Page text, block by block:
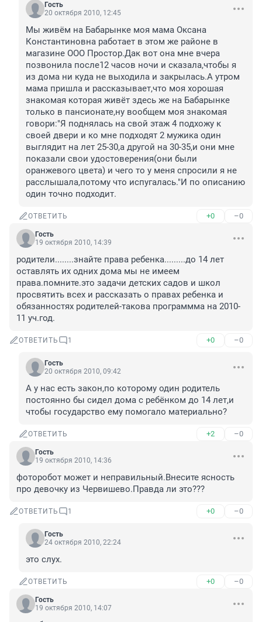
Гость
20 октября 2010, 12:45
Мы живём на Бабарынке моя мама Оксана
Константиновна работает в этом же районе в
магазине ООО Простор.Дак вот она мне вчера
позвонила после12 часов ночи и сказала,чтобы я
из дома ни куда не выходила и закрылась.А утром
мама пришла и рассказывает,что моя хорошая
знакомая которая живёт здесь же на Бабарынке
только в пансионате,ну вообщем моя знакомая
говори:"Я поднялась на свой этаж 4 подхожу к
своей двери и ко мне подходят 2 мужика один
выглядит на лет 25-30,а другой на 30-35,и они мне
показали свои удостоверения(они были
оранжевого цвета) и чего то у меня спросили я не
расслышала,потому что испугалась."И по описанию
один точно подходит.
ОТВЕТИТЬ +0 –0
Гость
19 октября 2010, 14:39
родители........знайте права ребенка.........до 14 лет
оставлять их одних дома мы не имеем
права.помните.это задачи детских садов и школ
просвятить всех и рассказать о правах ребенка и
обязанностях родителей-такова программма на 2010-
11 уч.год.
ОТВЕТИТЬ 1 +0 –0
Гость
20 октября 2010, 09:42
А у нас есть закон,по которому один родитель
постоянно бы сидел дома с ребёнком до 14 лет,и
чтобы государство ему помогало материально?
ОТВЕТИТЬ +2 –0
Гость
19 октября 2010, 14:36
фоторобот может и неправильный.Внесите ясность
про девочку из Червишево.Правда ли это???
ОТВЕТИТЬ 1 +0 –0
Гость
24 октября 2010, 22:24
это слух.
ОТВЕТИТЬ +0 –0
Гость
19 октября 2010, 14:07